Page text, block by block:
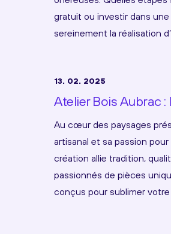
gratuit ou investir dans
sereinement la réalisation
13. 02. 2025
Atelier Bois Aubrac
Au cœur des paysages
artisanal et sa passion
création allie tradition,
passionnés de pièces
conçus pour sublimer votre